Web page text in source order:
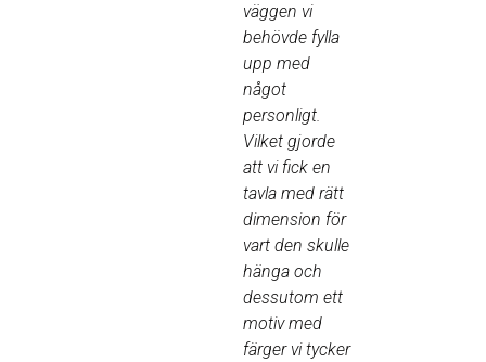
väggen vi
behövde fylla
upp med
något
personligt.
Vilket gjorde
att vi fick en
tavla med rätt
dimension för
vart den skulle
hänga och
dessutom ett
motiv med
färger vi tycker